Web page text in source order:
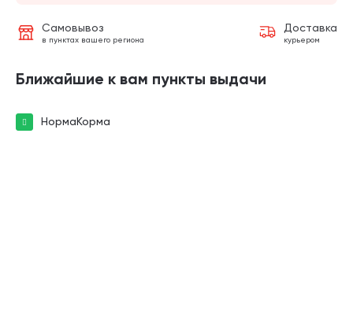
Самовывоз
в пунктах вашего региона
Доставка
курьером
Ближайшие к вам пункты выдачи
НормаКорма